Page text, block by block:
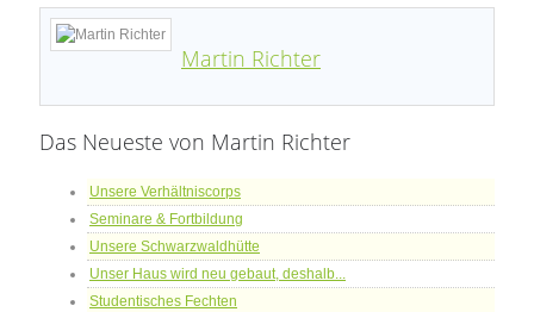
Martin Richter
Das Neueste von Martin Richter
Unsere Verhältniscorps
Seminare & Fortbildung
Unsere Schwarzwaldhütte
Unser Haus wird neu gebaut, deshalb...
Studentisches Fechten